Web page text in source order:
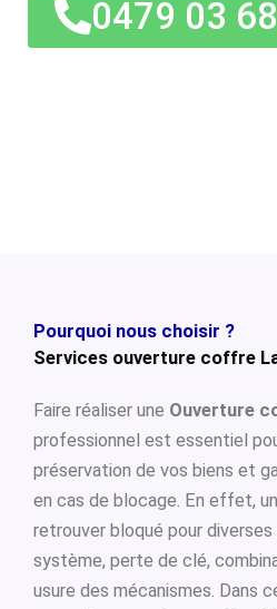
0479 03
Pourquoi nous choisir ?
Services ouverture coffre
Faire réaliser une Ouverture
professionnel est essentiel
préservation de vos biens et
en cas de blocage. En effet,
retrouver bloqué pour diverses
système, perte de clé,
usure des mécanismes. Dans